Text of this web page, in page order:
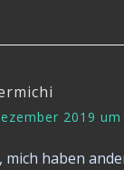
2019
mich haben